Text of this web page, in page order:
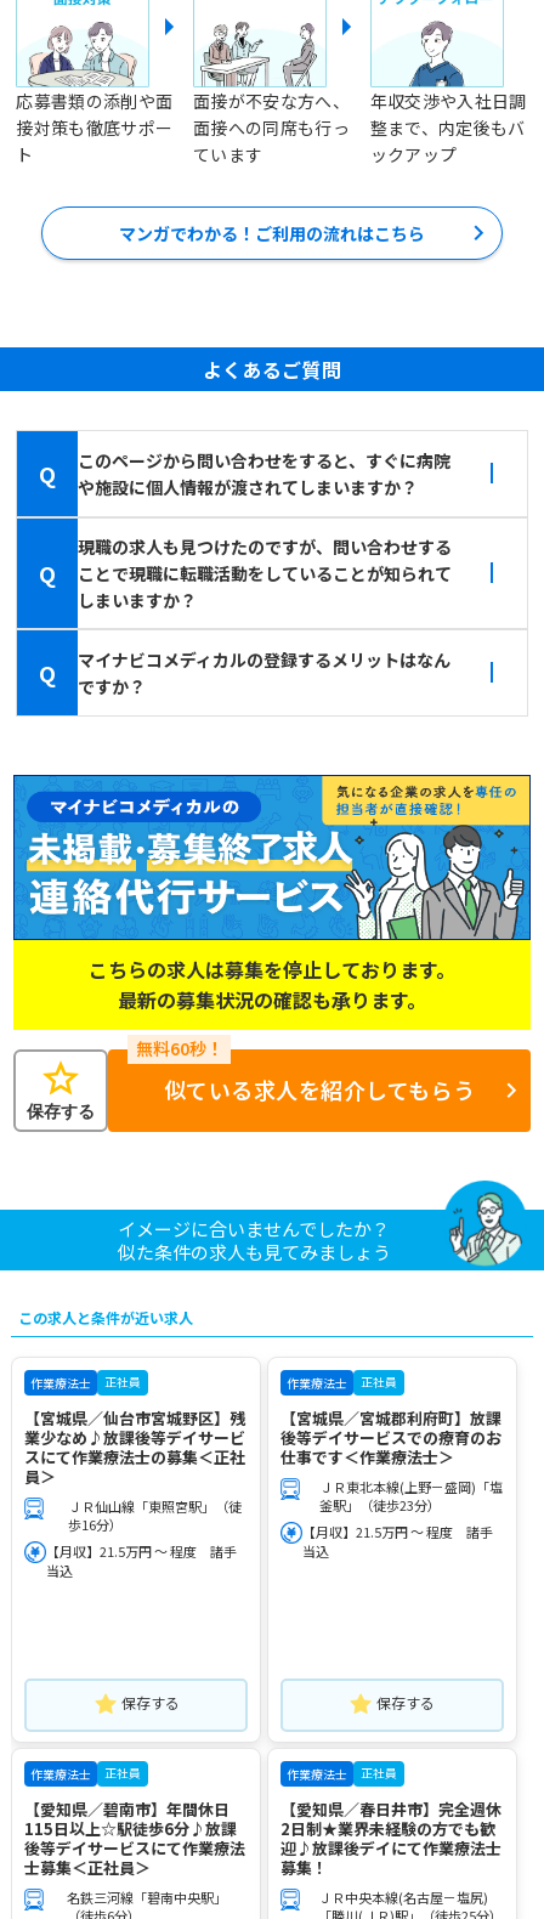
応募書類の添削や面
接対策も徹底サポー
ト
面接が不安な方へ、
面接への同席も行っ
ています
年収交渉や入社日調
整まで、内定後もバ
ックアップ
マンガでわかる！ご利用の流れはこちら
よくあるご質問
Q
このページから問い合わせをすると、すぐに病院
や施設に個人情報が渡されてしまいますか？
Q
現職の求人も見つけたのですが、問い合わせする
ことで現職に転職活動をしていることが知られて
しまいますか？
Q
マイナビコメディカルの登録するメリットはなん
ですか？
こちらの求人は募集を停止しております。
最新の募集状況の確認も承ります。
star
保存する
似ている求人を紹介してもらう
イメージに合いませんでしたか？
似た条件の求人も見てみましょう
この求人と条件が近い求人
作業療法士 正社員
【宮城県／仙台市宮城野区】残
業少なめ♪放課後等デイサービ
スにて作業療法士の募集＜正社
員＞
ＪＲ仙山線「東照宮駅」（徒
歩16分）
【月収】21.5万円 ～ 程度 諸手
当込
保存する
作業療法士 正社員
【宮城県／宮城郡利府町】放課
後等デイサービスでの療育のお
仕事です＜作業療法士＞
ＪＲ東北本線(上野－盛岡)「塩
釜駅」（徒歩23分）
【月収】21.5万円 ～ 程度 諸手
当込
保存する
作業療法士 正社員
【愛知県／碧南市】年間休日
115日以上☆駅徒歩6分♪放課
後等デイサービスにて作業療法
士募集＜正社員＞
名鉄三河線「碧南中央駅」
作業療法士 正社員
【愛知県／春日井市】完全週休
2日制★業界未経験の方でも歓
迎♪放課後デイにて作業療法士
募集！
ＪＲ中央本線(名古屋－塩尻)